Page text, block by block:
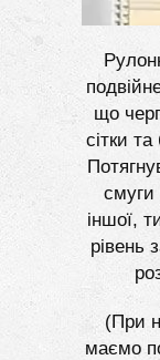
що
сітки
смуги
іншої,
рівень
(При
маємо